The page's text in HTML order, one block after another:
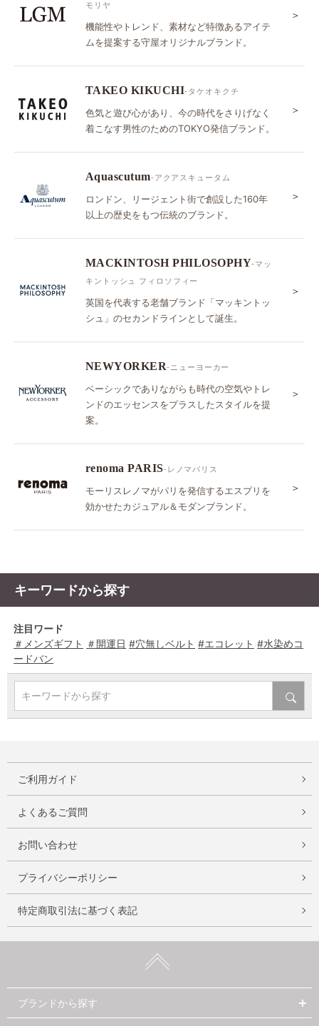
モリヤ
機能性やトレンド、素材など特徴あるアイテ
ムを提案する守屋オリジナルブランド。
＞
TAKEO KIKUCHI-タケオキクチ
色気と遊び心があり、今の時代をさりげなく
着こなす男性のためのTOKYO発信ブランド。
＞
Aquascutum-アクアスキュータム
ロンドン、リージェント街で創設した160年
以上の歴史をもつ伝統のブランド。
＞
MACKINTOSH PHILOSOPHY-マッ
キントッシュ フィロソフィー
英国を代表する老舗ブランド「マッキントッ
シュ」のセカンドラインとして誕生。
＞
NEWYORKER-ニューヨーカー
ベーシックでありながらも時代の空気やトレ
ンドのエッセンスをプラスしたスタイルを提
案。
＞
renoma PARIS-レノマパリス
モーリスレノマがパリを発信するエスプリを
効かせたカジュアル＆モダンブランド。
＞
キーワードから探す
注目ワード
＃メンズギフト ＃開運日 #穴無しベルト #エコレット #水染めコ
ードバン
キーワードから探す
ご利用ガイド
よくあるご質問
お問い合わせ
プライバシーポリシー
特定商取引法に基づく表記
ブランドから探す